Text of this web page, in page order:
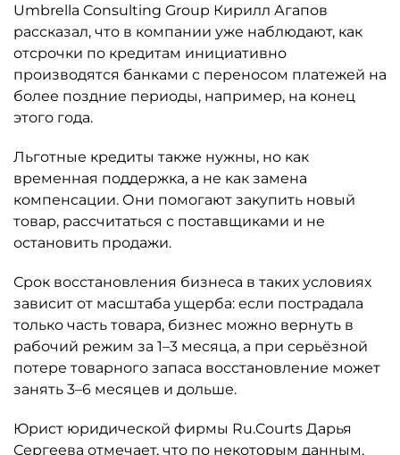
Umbrella Consulting Group Кирилл Агапов
рассказал, что в компании уже наблюдают, как
отсрочки по кредитам инициативно
производятся банками с переносом платежей на
более поздние периоды, например, на конец
этого года.
Льготные кредиты также нужны, но как
временная поддержка, а не как замена
компенсации. Они помогают закупить новый
товар, рассчитаться с поставщиками и не
остановить продажи.
Срок восстановления бизнеса в таких условиях
зависит от масштаба ущерба: если пострадала
только часть товара, бизнес можно вернуть в
рабочий режим за 1–3 месяца, а при серьёзной
потере товарного запаса восстановление может
занять 3–6 месяцев и дольше.
Юрист юридической фирмы Ru.Courts Дарья
Сергеева отмечает, что по некоторым данным,